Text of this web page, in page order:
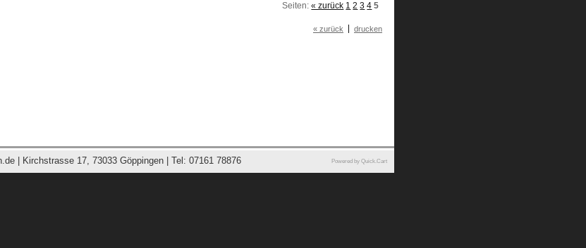
Seiten:« zurück 1 2 3 4 5
drucken
« zurück
| Kirchstrasse 17, 73033 Göppingen | Tel: 07161 78876 Powered by Quick.Cart